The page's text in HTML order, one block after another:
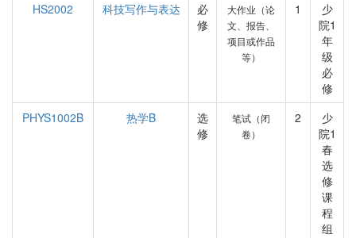
HS2002
科技写作与表达
必
修
大作业（论
文、报告、
项目或作品
等）
1
少
院1
年
级
必
修
PHYS1002B
热学B
选
修
笔试（闭
卷）
2
少
院1
春
选
修
课
程
组